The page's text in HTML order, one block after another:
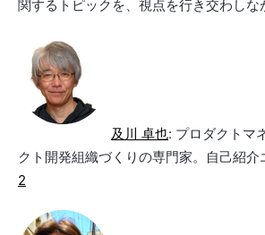
関するトピックを、視点を行き交わしな
及川 卓也: プロダクトマ
クト開発組織づくりの専門家。自己紹介
2